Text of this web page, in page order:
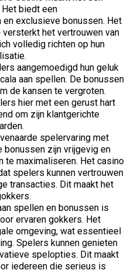
biedt een
exclusieve bonussen. Het
het vertrouwen van
volledig richten op hun
aangemoedigd hun geluk
aan spellen. De bonussen
de kansen te vergroten.
hier met een gerust hart
om zijn klantgerichte
spelervaring met
bonussen zijn vrijgevig en
te maximaliseren. Het casino
spelers kunnen vertrouwen
transacties. Dit maakt het
spellen en bonussen is
ervaren gokkers. Het
omgeving, wat essentieel
Spelers kunnen genieten
spelopties. Dit maakt
iedereen die serieus is